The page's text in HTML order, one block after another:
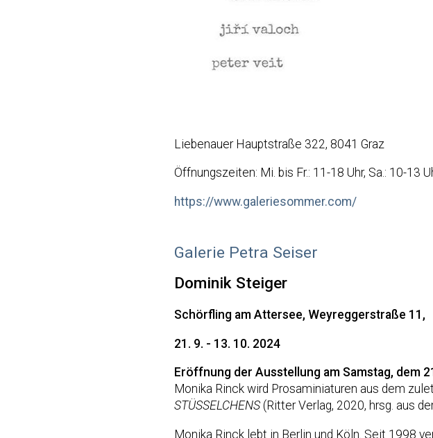
Liebenauer Hauptstraße 322, 8041 Graz
Öffnungszeiten: Mi. bis Fr.: 11-18 Uhr, Sa.: 10-13
https://www.galeriesommer.com/
Galerie Petra Seiser
Dominik Steiger
Schörfling am Attersee, Weyreggerstraße 11,
21. 9. - 13. 10. 2024
Eröffnung der Ausstellung am Samstag, dem
Monika Rinck wird Prosaminiaturen aus dem
STÜSSELCHENS (Ritter Verlag, 2020, hrsg. aus
Monika Rinck lebt in Berlin und Köln. Seit 1998